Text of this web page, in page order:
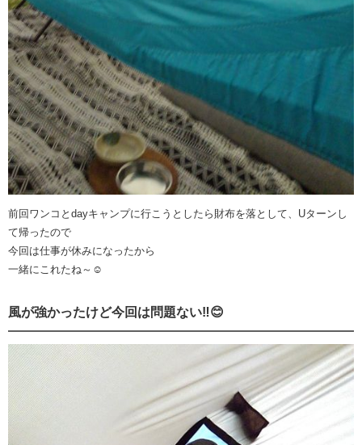
前回ワンコとdayキャンプに行こうとしたら財布を落として、Uターンし
て帰ったので
今回は仕事が休みになったから
一緒にこれたね～☺️
風が強かったけど今回は問題ない‼️😊